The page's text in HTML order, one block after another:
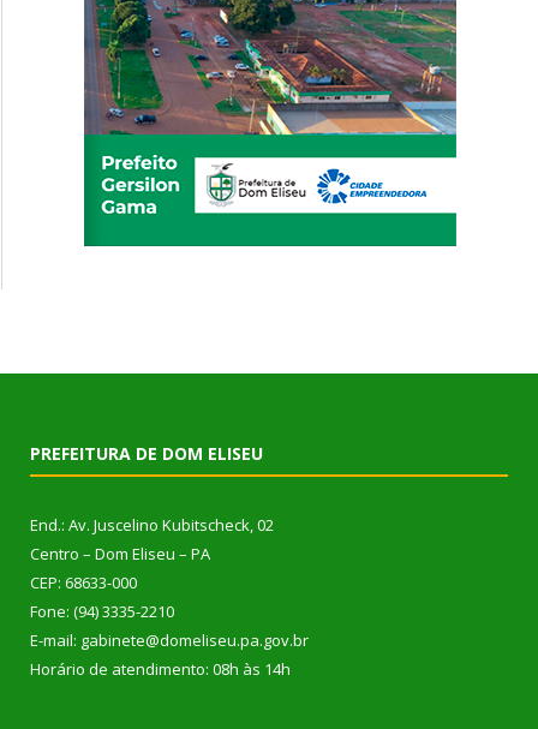
PREFEITURA DE DOM ELISEU
End.: Av. Juscelino Kubitscheck, 02
Centro – Dom Eliseu – PA
CEP: 68633-000
Fone: (94) 3335-2210
E-mail: gabinete@domeliseu.pa.gov.br
Horário de atendimento: 08h às 14h